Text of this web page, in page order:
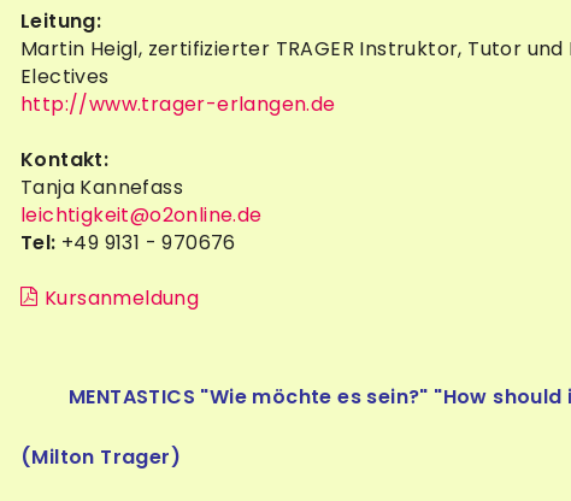
Leitung:
Martin Heigl, zertifizierter TRAGER Instruktor, Tutor
Electives
http://www.trager-erlangen.de
Kontakt:
Tanja Kannefass
leichtigkeit@o2online.de
Tel: +49 9131 - 970676
Kursanmeldung
MENTASTICS "Wie möchte es sein?" "How should
(Milton Trager)